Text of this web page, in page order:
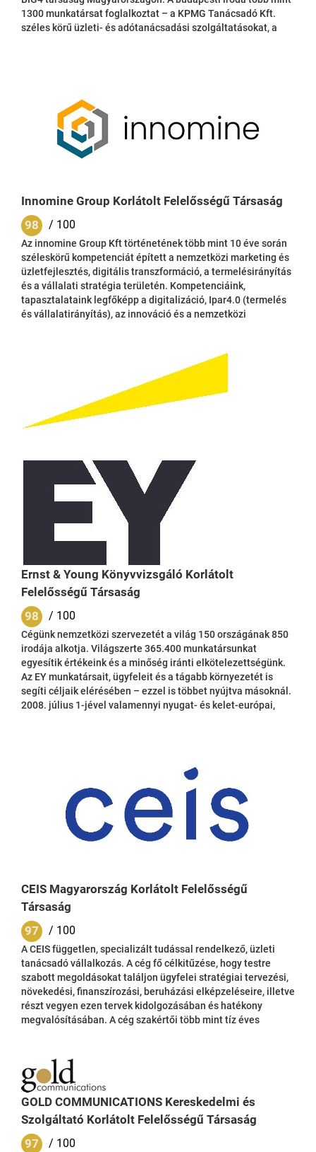
1300 munkatársat foglalkoztat – a KPMG Tanácsadó Kft.
széles körű üzleti- és adótanácsadási szolgáltatásokat, a
növekedési potenciállal rendelkeznek: a...
Innomine Group Korlátolt Felelősségű Társaság
98
/ 100
Az innomine Group Kft történetének több mint 10 éve során
széleskörű kompetenciát épített a nemzetközi marketing és
üzletfejlesztés, digitális transzformáció, a termelésirányítás
és a vállalati stratégia területén. Kompetenciáink,
tapasztalataink legfőképp a digitalizáció, Ipar4.0 (termelés
és vállalatirányítás), az innováció és a nemzetközi
szinte minden EU országban hajtottunk végre projekteket. Az
innomine magyar vállalatként, sikeres hazai és európai
tevékenysége után az amerikai (USA) piacon...
Ernst & Young Könyvvizsgáló Korlátolt
Felelősségű Társaság
98
/ 100
Cégünk nemzetközi szervezetét a világ 150 országának 850
irodája alkotja. Világszerte 365.400 munkatársunkat
egyesítik értékeink és a minőség iránti elkötelezettségünk.
Az EY munkatársait, ügyfeleit és a tágabb környezetét is
segíti céljaik elérésében – ezzel is többet nyújtva másoknál.
2008. július 1-jével valamennyi nyugat- és kelet-európai,
szakosodott és ügyfeleink üzleti igényeinek...
CEIS Magyarország Korlátolt Felelősségű
Társaság
97
/ 100
A CEIS független, specializált tudással rendelkező, üzleti
tanácsadó vállalkozás. A cég fő célkitűzése, hogy testre
szabott megoldásokat találjon ügyfelei stratégiai tervezési,
növekedési, finanszírozási, beruházási elképzeléseire, illetve
részt vegyen ezen tervek kidolgozásában és hatékony
megvalósításában. A cég szakértői több mint tíz éves
ösztönzés és tőketranzakciós témakörökben, ezen idő alatt
több száz sikeres projekt lebonyolításában vettek részt.
Ügyfeleink között nemzetközi és hazai...
GOLD COMMUNICATIONS Kereskedelmi és
Szolgáltató Korlátolt Felelősségű Társaság
97
/ 100